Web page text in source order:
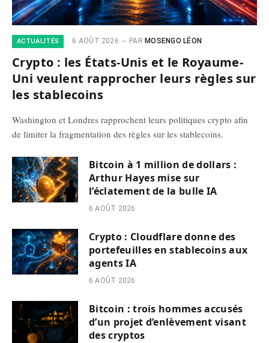
ACTUALITÉS 6 AOÛT 2026 PAR MOSENGO LÉON
Crypto : les États-Unis et le Royaume-
Uni veulent rapprocher leurs règles sur
les stablecoins
Washington et Londres rapprochent leurs politiques crypto afin
de limiter la fragmentation des règles sur les stablecoins.
Bitcoin à 1 million de dollars :
Arthur Hayes mise sur
l’éclatement de la bulle IA
6 AOÛT 2026
Crypto : Cloudflare donne des
portefeuilles en stablecoins aux
agents IA
6 AOÛT 2026
Bitcoin : trois hommes accusés
d’un projet d’enlèvement visant
des cryptos